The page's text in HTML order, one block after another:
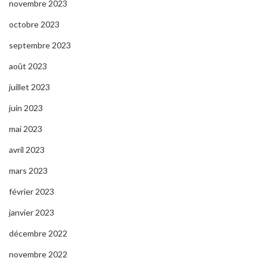
novembre 2023
octobre 2023
septembre 2023
août 2023
juillet 2023
juin 2023
mai 2023
avril 2023
mars 2023
février 2023
janvier 2023
décembre 2022
novembre 2022